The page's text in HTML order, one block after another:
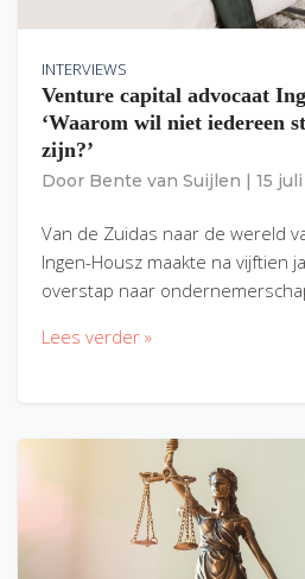
INTERVIEWS
Venture capital advocaat
‘Waarom wil niet iedereen
zijn?’
Door Bente van Suijlen 15
Van de Zuidas naar de wereld
Ingen-Housz maakte na vijftien
overstap naar
Lees verder »